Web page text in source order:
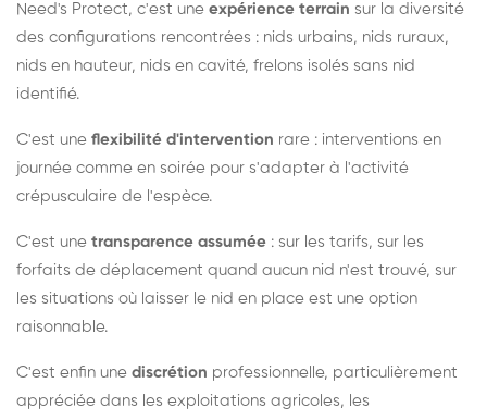
Need's Protect, c'est une expérience terrain sur la diversité
des configurations rencontrées : nids urbains, nids ruraux,
nids en hauteur, nids en cavité, frelons isolés sans nid
identifié.
C'est une flexibilité d'intervention rare : interventions en
journée comme en soirée pour s'adapter à l'activité
crépusculaire de l'espèce.
C'est une transparence assumée : sur les tarifs, sur les
forfaits de déplacement quand aucun nid n'est trouvé, sur
les situations où laisser le nid en place est une option
raisonnable.
C'est enfin une discrétion professionnelle, particulièrement
appréciée dans les exploitations agricoles, les